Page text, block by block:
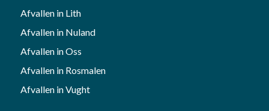
Afvallen in Lith
Afvallen in Nuland
Afvallen in Oss
Afvallen in Rosmalen
Afvallen in Vught